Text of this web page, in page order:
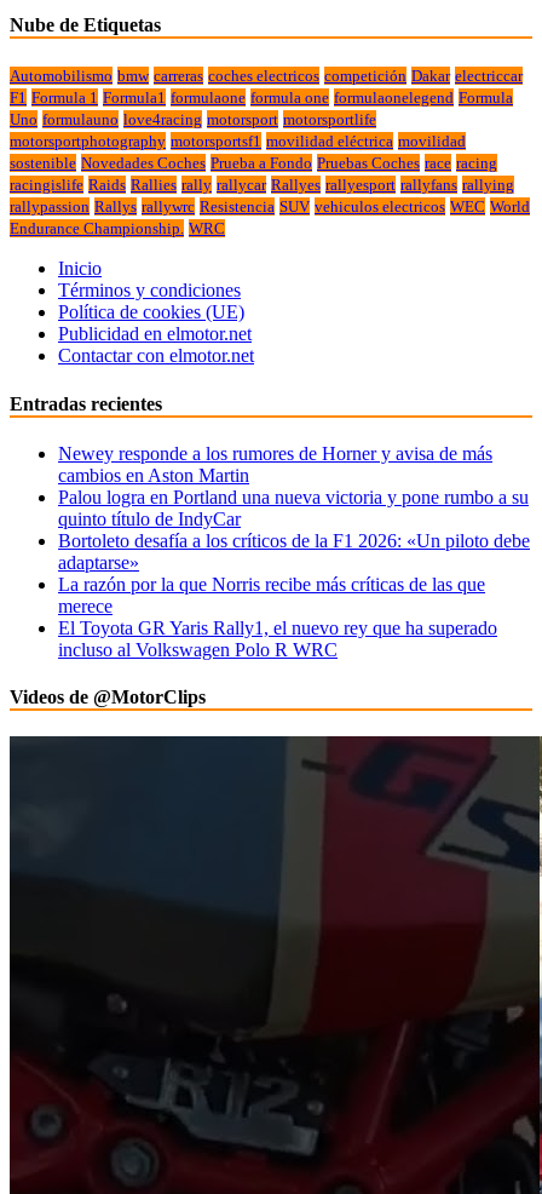
Nube de Etiquetas
Automobilismo bmw carreras coches electricos competición Dakar electriccar
F1 Formula 1 Formula1 formulaone formula one formulaonelegend Formula
Uno formulauno love4racing motorsport motorsportlife
motorsportphotography motorsportsf1 movilidad eléctrica movilidad
sostenible Novedades Coches Prueba a Fondo Pruebas Coches race racing
racingislife Raids Rallies rally rallycar Rallyes rallyesport rallyfans rallying
rallypassion Rallys rallywrc Resistencia SUV vehiculos electricos WEC World
Endurance Championship. WRC
Inicio
Términos y condiciones
Política de cookies (UE)
Publicidad en elmotor.net
Contactar con elmotor.net
Entradas recientes
Newey responde a los rumores de Horner y avisa de más
cambios en Aston Martin
Palou logra en Portland una nueva victoria y pone rumbo a su
quinto título de IndyCar
Bortoleto desafía a los críticos de la F1 2026: «Un piloto debe
adaptarse»
La razón por la que Norris recibe más críticas de las que
merece
El Toyota GR Yaris Rally1, el nuevo rey que ha superado
incluso al Volkswagen Polo R WRC
Videos de @MotorClips